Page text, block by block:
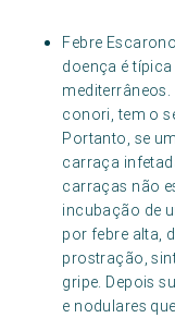
Febre
doença é
mediterrâneos.
conori, tem o
Portanto, se
carraça
carraças não
incubação de
por febre alta,
prostração,
gripe. Depois
e nodulares